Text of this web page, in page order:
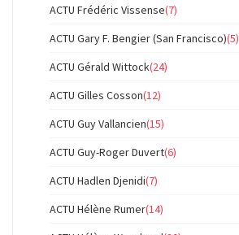
ACTU Frédéric Vissense(7)
ACTU Gary F. Bengier (San Francisco)(5)
ACTU Gérald Wittock(24)
ACTU Gilles Cosson(12)
ACTU Guy Vallancien(15)
ACTU Guy-Roger Duvert(6)
ACTU Hadlen Djenidi(7)
ACTU Hélène Rumer(14)